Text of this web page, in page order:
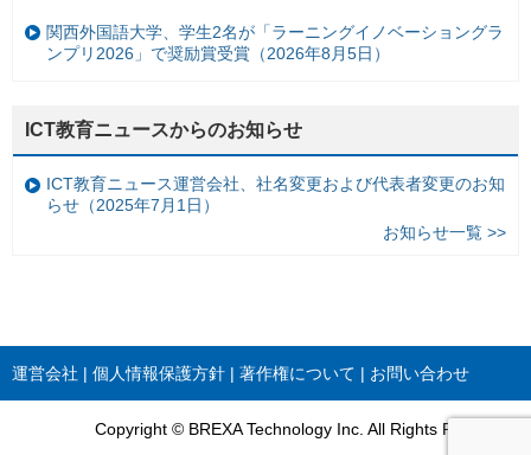
関西外国語大学、学生2名が「ラーニングイノベーショングラ
ンプリ2026」で奨励賞受賞（2026年8月5日）
ICT教育ニュースからのお知らせ
ICT教育ニュース運営会社、社名変更および代表者変更のお知
らせ（2025年7月1日）
お知らせ一覧 >>
運営会社 個人情報保護方針 著作権について お問い合わせ
Copyright © BREXA Technology Inc. All Rights Reserved.